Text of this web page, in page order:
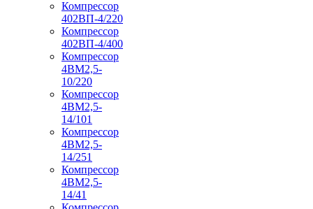
Компрессор
402ВП-4/220
Компрессор
402ВП-4/400
Компрессор
4ВМ2,5-
10/220
Компрессор
4ВМ2,5-
14/101
Компрессор
4ВМ2,5-
14/251
Компрессор
4ВМ2,5-
14/41